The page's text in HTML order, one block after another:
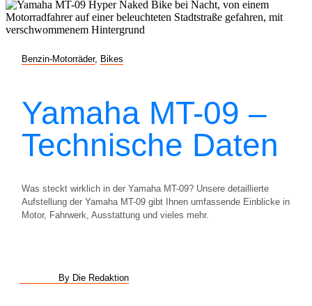
Benzin-Motorräder, Bikes
Yamaha MT-09 –
Technische Daten
Was steckt wirklich in der Yamaha MT-09? Unsere detaillierte
Aufstellung der Yamaha MT-09 gibt Ihnen umfassende Einblicke in
Motor, Fahrwerk, Ausstattung und vieles mehr.
By Die Redaktion